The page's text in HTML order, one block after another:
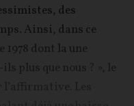
des
Ainsi, dans ce
dont la une